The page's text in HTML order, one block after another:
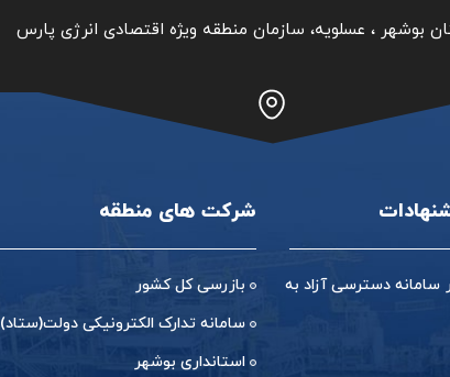
بوشهر ‏، عسلویه، سازمان منطقه ویژه اقتصادی انرژی پارس
دسترسی آزاد به
شرکت های منطقه
بازرسی کل کشور
سامانه تدارک الکترونیکی دولت(ستاد)
استانداری بوشهر